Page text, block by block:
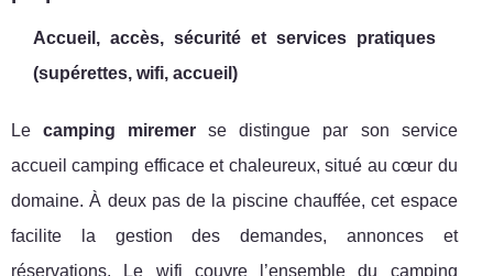
Accueil, accès, sécurité et services pratiques
(supérettes, wifi, accueil)
Lecamping miremer se distingue par son service
accueil camping efficace et chaleureux, situé au cœur du
domaine. À deux pas de la piscine chauffée, cet espace
facilite la gestion des demandes, annonces et
réservations. Le wifi couvre l’ensemble du camping